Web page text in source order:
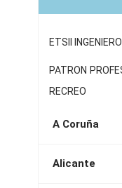
ETSII
PATRON
RECREO
A Coruña
Alicante